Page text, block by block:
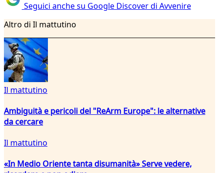
Seguici anche su Google Discover di Avvenire
Altro di Il mattutino
Il mattutino
Ambiguità e pericoli del "ReArm Europe": le alternative
da cercare
Il mattutino
«In Medio Oriente tanta disumanità» Serve vedere,